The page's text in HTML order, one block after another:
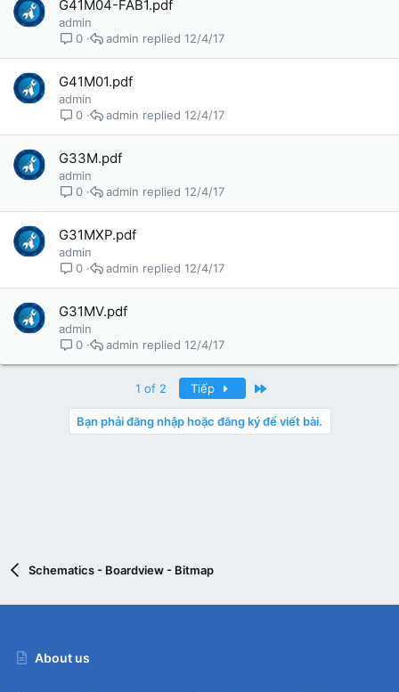
G41M04-FAB1.pdf
admin
0
12/4/17
admin
G41M01.pdf
admin
0
12/4/17
admin
G33M.pdf
admin
0
12/4/17
admin
G31MXP.pdf
admin
0
12/4/17
admin
G31MV.pdf
admin
0
12/4/17
admin
1 of 2 Tiếp
Bạn phải đăng nhập hoặc đăng ký để viết bài.
Schematics - Boardview - Bitmap
About us